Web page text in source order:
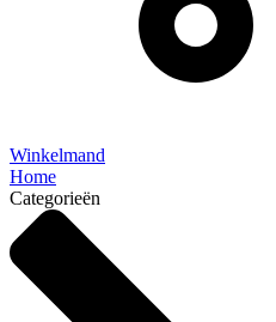
Winkelmand
Home
Categorieën